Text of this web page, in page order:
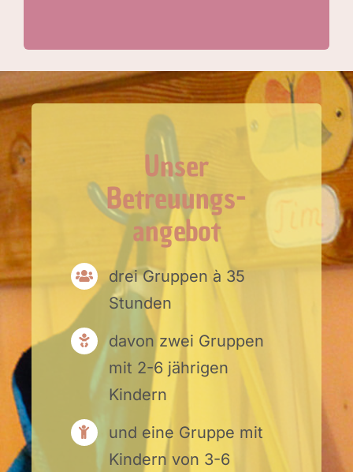
Unser
Betreuungs-
angebot
drei Gruppen à 35
Stunden
davon zwei Gruppen
mit 2-6 jährigen
Kindern
und eine Gruppe mit
Kindern von 3-6